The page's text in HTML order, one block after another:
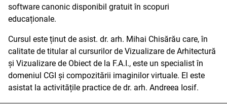
software canonic disponibil gratuit în scopuri
educaționale.
Cursul este ținut de asist. dr. arh. Mihai Chisărău care, în
calitate de titular al cursurilor de Vizualizare de Arhitectură
și Vizualizare de Obiect de la F.A.I., este un specialist în
domeniul CGI și compozitării imaginilor virtuale. El este
asistat la activitățile practice de dr. arh. Andreea Iosif.